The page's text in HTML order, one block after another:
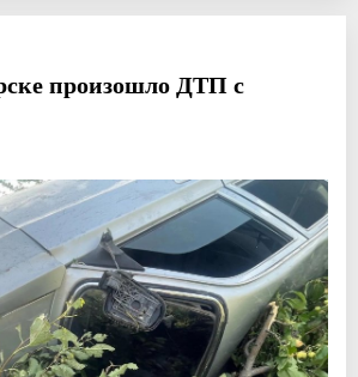
произошло ДТП с